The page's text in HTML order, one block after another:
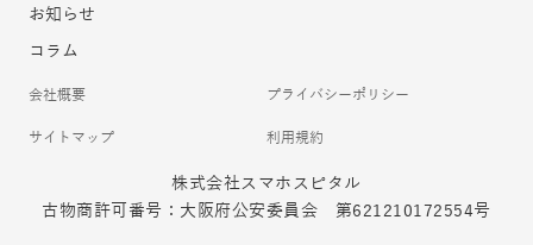
お知らせ
コラム
会社概要 プライバシーポリシー
サイトマップ 利用規約
株式会社スマホスピタル
古物商許可番号：大阪府公安委員会 第621210172554号